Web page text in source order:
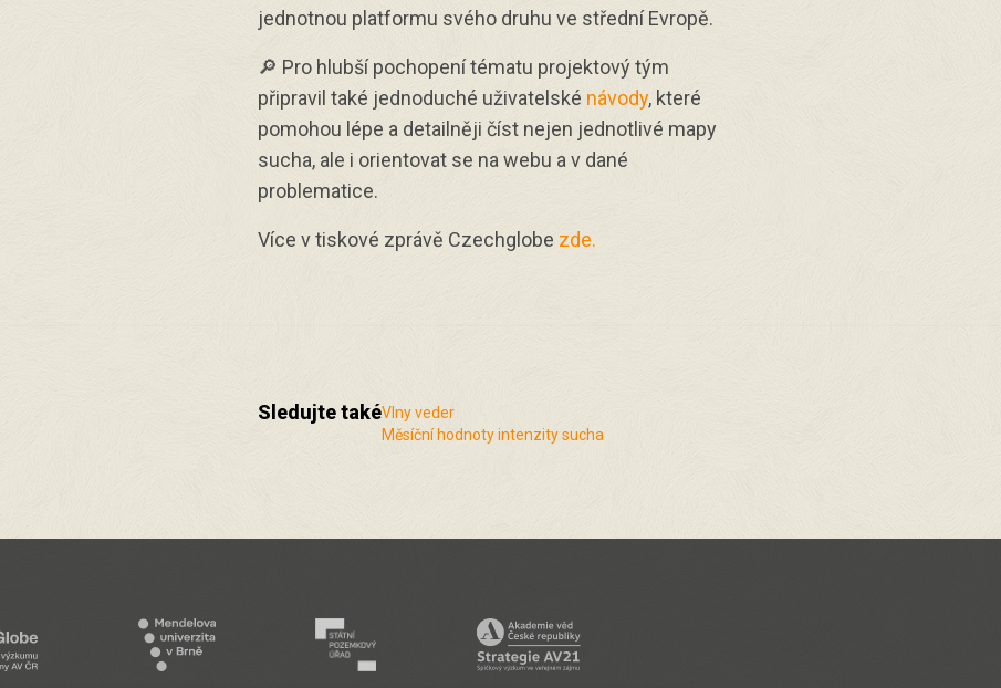
jednotnou platformu svého druhu ve střední Evropě.
🔎 Pro hlubší pochopení tématu projektový tým
připravil také jednoduché uživatelské návody, které
pomohou lépe a detailněji číst nejen jednotlivé mapy
sucha, ale i orientovat se na webu a v dané
problematice.
Více v tiskové zprávě Czechglobe zde.
Sledujte takéVlny veder
Měsíční hodnoty intenzity sucha